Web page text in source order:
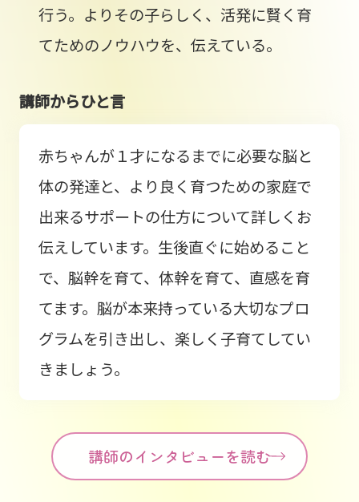
行う。よりその子らしく、活発に賢く育
てためのノウハウを、伝えている。
講師からひと言
赤ちゃんが１才になるまでに必要な脳と
体の発達と、より良く育つための家庭で
出来るサポートの仕方について詳しくお
伝えしています。生後直ぐに始めること
で、脳幹を育て、体幹を育て、直感を育
てます。脳が本来持っている大切なプロ
グラムを引き出し、楽しく子育てしてい
きましょう。
講師のインタビューを読む